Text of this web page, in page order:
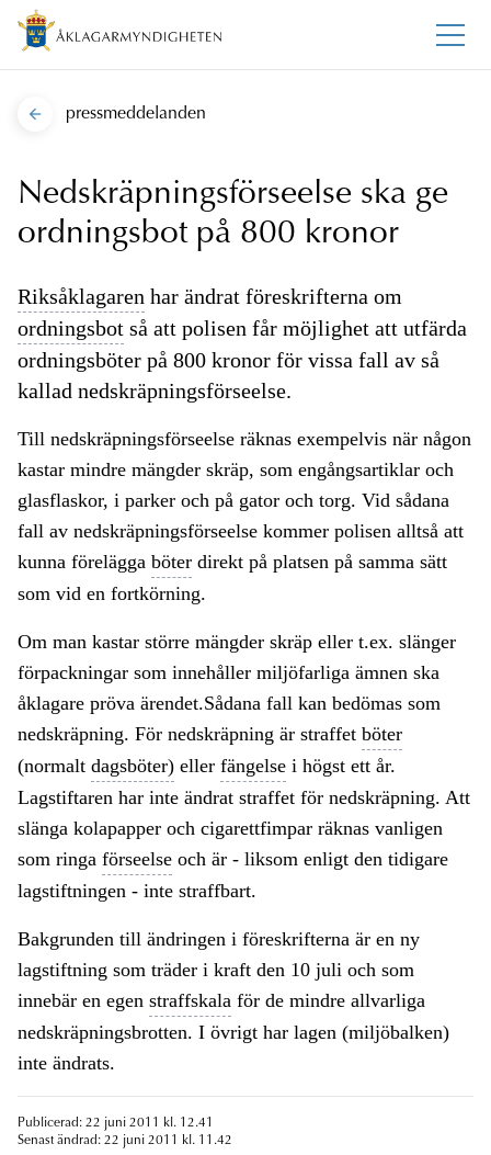
pressmeddelanden
Nedskräpningsförseelse ska ge
ordningsbot på 800 kronor
Riksåklagaren har ändrat föreskrifterna om
ordningsbot så att polisen får möjlighet att utfärda
ordningsböter på 800 kronor för vissa fall av så
kallad nedskräpningsförseelse.
Till nedskräpningsförseelse räknas exempelvis när någon
kastar mindre mängder skräp, som engångsartiklar och
glasflaskor, i parker och på gator och torg. Vid sådana
fall av nedskräpningsförseelse kommer polisen alltså att
kunna förelägga böter direkt på platsen på samma sätt
som vid en fortkörning.
Om man kastar större mängder skräp eller t.ex. slänger
förpackningar som innehåller miljöfarliga ämnen ska
åklagare pröva ärendet.Sådana fall kan bedömas som
nedskräpning. För nedskräpning är straffet böter
(normalt dagsböter) eller fängelse i högst ett år.
Lagstiftaren har inte ändrat straffet för nedskräpning. Att
slänga kolapapper och cigarettfimpar räknas vanligen
som ringa förseelse och är - liksom enligt den tidigare
lagstiftningen - inte straffbart.
Bakgrunden till ändringen i föreskrifterna är en ny
lagstiftning som träder i kraft den 10 juli och som
innebär en egen straffskala för de mindre allvarliga
nedskräpningsbrotten. I övrigt har lagen (miljöbalken)
inte ändrats.
Publicerad: 22 juni 2011 kl. 12.41
Senast ändrad: 22 juni 2011 kl. 11.42